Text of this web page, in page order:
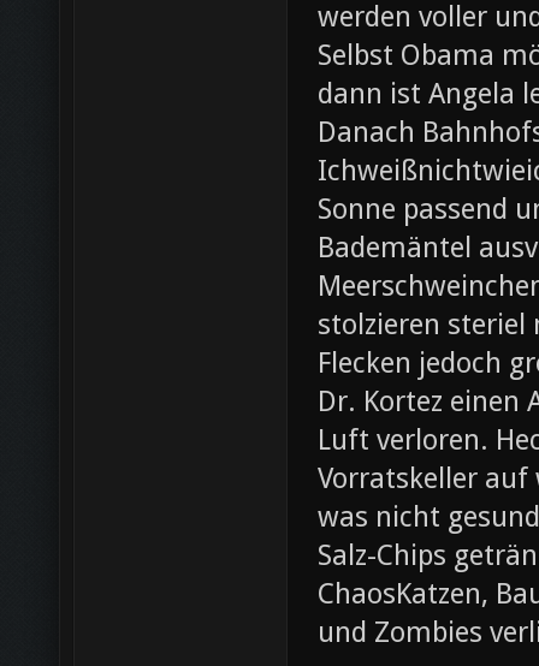
werden voller
Selbst Obama
dann ist Angela
Danach
Sonne passend
Bademäntel
stolzieren steriel
Flecken jedoch
Dr. Kortez einen
Luft verloren.
Vorratskeller
was nicht
Salz-Chips
ChaosKatzen,
und Zombies